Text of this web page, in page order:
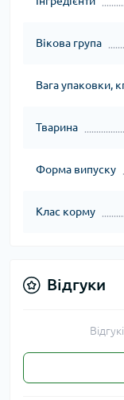
Вікова група
Вага упаковки,
Тварина
Форма випуску
Клас корму
Відгуки